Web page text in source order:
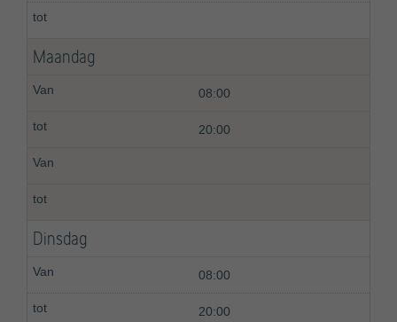
Maandag
08:00
20:00
Dinsdag
08:00
20:00